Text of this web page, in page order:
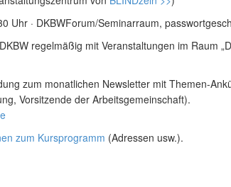
Uhr · DKBWForum/Seminarraum,
regelmäßig mit Veranstaltungen im Raum
zum monatlichen Newsletter mit Themen-
Vorsitzende der Arbeitsgemeinschaft).
zum Kursprogramm (Adressen usw.).